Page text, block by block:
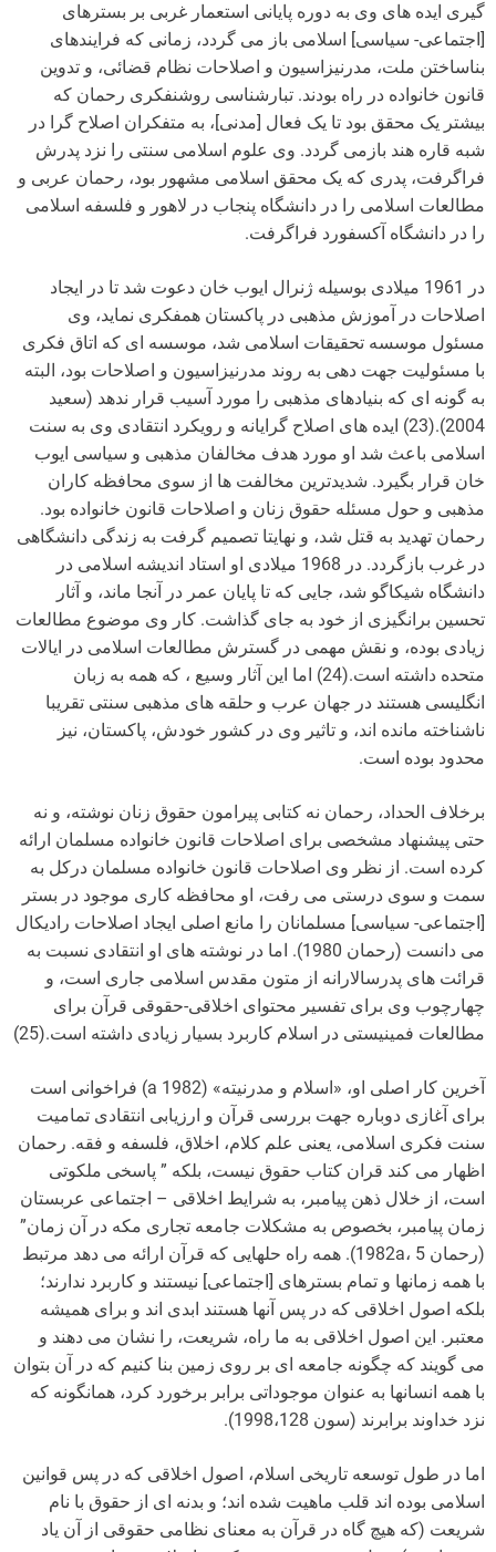
گیری ایده های وی به دوره پایانی استعمار غربی بر بسترهای
[اجتماعی- سیاسی] اسلامی باز می گردد، زمانی که فرایندهای
بناساختن ملت، مدرنیزاسیون و اصلاحات نظام قضائی، و تدوین
قانون خانواده در راه بودند. تبارشناسی روشنفکری رحمان که
بیشتر یک محقق بود تا یک فعال [مدنی]، به متفکران اصلاح گرا در
شبه قاره هند بازمی گردد. وی علوم اسلامی سنتی را نزد پدرش
فراگرفت، پدری که یک محقق اسلامی مشهور بود، رحمان عربی و
مطالعات اسلامی را در دانشگاه پنجاب در لاهور و فلسفه اسلامی
را در دانشگاه آکسفورد فراگرفت.
در 1961 میلادی بوسیله ژنرال ایوب خان دعوت شد تا در ایجاد
اصلاحات در آموزش مذهبی در پاکستان همفکری نماید، وی
مسئول موسسه تحقیقات اسلامی شد، موسسه ای که اتاق فکری
با مسئولیت جهت دهی به روند مدرنیزاسیون و اصلاحات بود، البته
به گونه ای که بنیادهای مذهبی را مورد آسیب قرار ندهد (سعید
2004).(23) ایده های اصلاح گرایانه و رویکرد انتقادی وی به سنت
اسلامی باعث شد او مورد هدف مخالفان مذهبی و سیاسی ایوب
خان قرار بگیرد. شدیدترین مخالفت ها از سوی محافظه کاران
مذهبی و حول مسئله حقوق زنان و اصلاحات قانون خانواده بود.
رحمان تهدید به قتل شد، و نهایتا تصمیم گرفت به زندگی دانشگاهی
در غرب بازگردد. در 1968 میلادی او استاد اندیشه اسلامی در
دانشگاه شیکاگو شد، جایی که تا پایان عمر در آنجا ماند، و آثار
تحسین برانگیزی از خود به جای گذاشت. کار وی موضوع مطالعات
زیادی بوده، و نقش مهمی در گسترش مطالعات اسلامی در ایالات
متحده داشته است.(24) اما این آثار وسیع ، که همه به زبان
انگلیسی هستند در جهان عرب و حلقه های مذهبی سنتی تقریبا
ناشناخته مانده اند، و تاثیر وی در کشور خودش، پاکستان، نیز
محدود بوده است.
برخلاف الحداد، رحمان نه کتابی پیرامون حقوق زنان نوشته، و نه
حتی پیشنهاد مشخصی برای اصلاحات قانون خانواده مسلمان ارائه
کرده است. از نظر وی اصلاحات قانون خانواده مسلمان درکل به
سمت و سوی درستی می رفت، او محافظه کاری موجود در بستر
[اجتماعی- سیاسی] مسلمانان را مانع اصلی ایجاد اصلاحات رادیکال
می دانست (رحمان 1980). اما در نوشته های او انتقادی نسبت به
قرائت های پدرسالارانه از متون مقدس اسلامی جاری است، و
چهارچوب وی برای تفسیر محتوای اخلاقی-حقوقی قرآن برای
مطالعات فمینیستی در اسلام کاربرد بسیار زیادی داشته است.(25)
آخرین کار اصلی او، «اسلام و مدرنیته» (1982 a) فراخوانی است
برای آغازی دوباره جهت بررسی قرآن و ارزیابی انتقادی تمامیت
سنت فکری اسلامی، یعنی علم کلام، اخلاق، فلسفه و فقه. رحمان
اظهار می کند قران کتاب حقوق نیست، بلکه ” پاسخی ملکوتی
است، از خلال ذهن پیامبر، به شرایط اخلاقی – اجتماعی عربستان
زمان پیامبر، بخصوص به مشکلات جامعه تجاری مکه در آن زمان”
(رحمان 1982a، 5). همه راه حلهایی که قرآن ارائه می دهد مرتبط
با همه زمانها و تمام بسترهای [اجتماعی] نیستند و کاربرد ندارند؛
بلکه اصول اخلاقی که در پس آنها هستند ابدی اند و برای همیشه
معتبر. این اصول اخلاقی به ما راه، شریعت، را نشان می دهند و
می گویند که چگونه جامعه ای بر روی زمین بنا کنیم که در آن بتوان
با همه انسانها به عنوان موجوداتی برابر برخورد کرد، همانگونه که
نزد خداوند برابرند (سون 1998،128).
اما در طول توسعه تاریخی اسلام، اصول اخلاقی که در پس قوانین
اسلامی بوده اند قلب ماهیت شده اند؛ و بدنه ای از حقوق با نام
شریعت (که هیچ گاه در قرآن به معنای نظامی حقوقی از آن یاد